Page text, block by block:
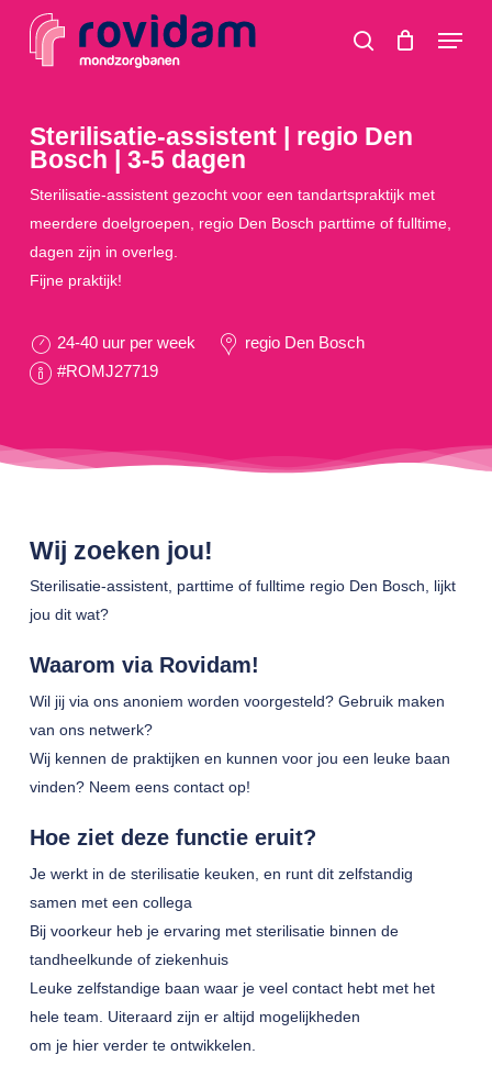
search
Menu
Sterilisatie-assistent | regio Den
Bosch | 3-5 dagen
Sterilisatie-assistent gezocht voor een tandartspraktijk met
meerdere doelgroepen, regio Den Bosch parttime of fulltime,
dagen zijn in overleg.
Fijne praktijk!
24-40 uur per week
regio Den Bosch
#ROMJ27719
Wij zoeken jou!
Sterilisatie-assistent, parttime of fulltime regio Den Bosch, lijkt
jou dit wat?
Waarom via Rovidam!
Wil jij via ons anoniem worden voorgesteld? Gebruik maken
van ons netwerk?
Wij kennen de praktijken en kunnen voor jou een leuke baan
vinden? Neem eens contact op!
Hoe ziet deze functie eruit?
Je werkt in de sterilisatie keuken, en runt dit zelfstandig
samen met een collega
Bij voorkeur heb je ervaring met sterilisatie binnen de
tandheelkunde of ziekenhuis
Leuke zelfstandige baan waar je veel contact hebt met het
hele team. Uiteraard zijn er altijd mogelijkheden
om je hier verder te ontwikkelen.